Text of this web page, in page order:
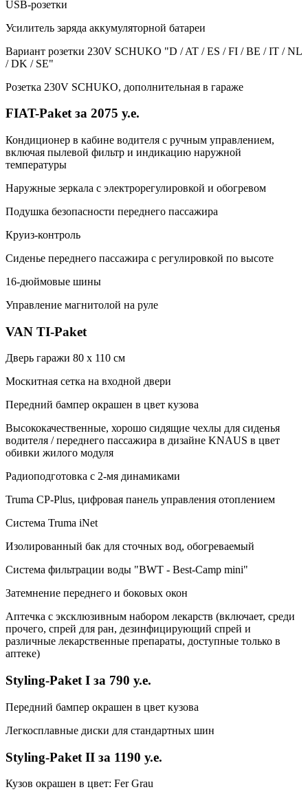
USB-розетки
Усилитель заряда аккумуляторной батареи
Вариант розетки 230V SCHUKO "D / AT / ES / FI / BE / IT / NL
/ DK / SE"
Розетка 230V SCHUKO, дополнительная в гараже
FIAT-Paket за 2075 у.е.
Кондиционер в кабине водителя с ручным управлением,
включая пылевой фильтр и индикацию наружной
температуры
Наружные зеркала с электрорегулировкой и обогревом
Подушка безопасности переднего пассажира
Круиз-контроль
Сиденье переднего пассажира с регулировкой по высоте
16-дюймовые шины
Управление магнитолой на руле
VAN TI-Paket
Дверь гаражи 80 х 110 см
Москитная сетка на входной двери
Передний бампер окрашен в цвет кузова
Высококачественные, хорошо сидящие чехлы для сиденья
водителя / переднего пассажира в дизайне KNAUS в цвет
обивки жилого модуля
Радиоподготовка с 2-мя динамиками
Truma CP-Plus, цифровая панель управления отоплением
Система Truma iNet
Изолированный бак для сточных вод, обогреваемый
Система фильтрации воды "BWT - Best-Camp mini"
Затемнение переднего и боковых окон
Аптечка с эксклюзивным набором лекарств (включает, среди
прочего, спрей для ран, дезинфицирующий спрей и
различные лекарственные препараты, доступные только в
аптеке)
Styling-Paket I за 790 у.е.
Передний бампер окрашен в цвет кузова
Легкосплавные диски для стандартных шин
Styling-Paket II за 1190 у.е.
Кузов окрашен в цвет: Fer Grau